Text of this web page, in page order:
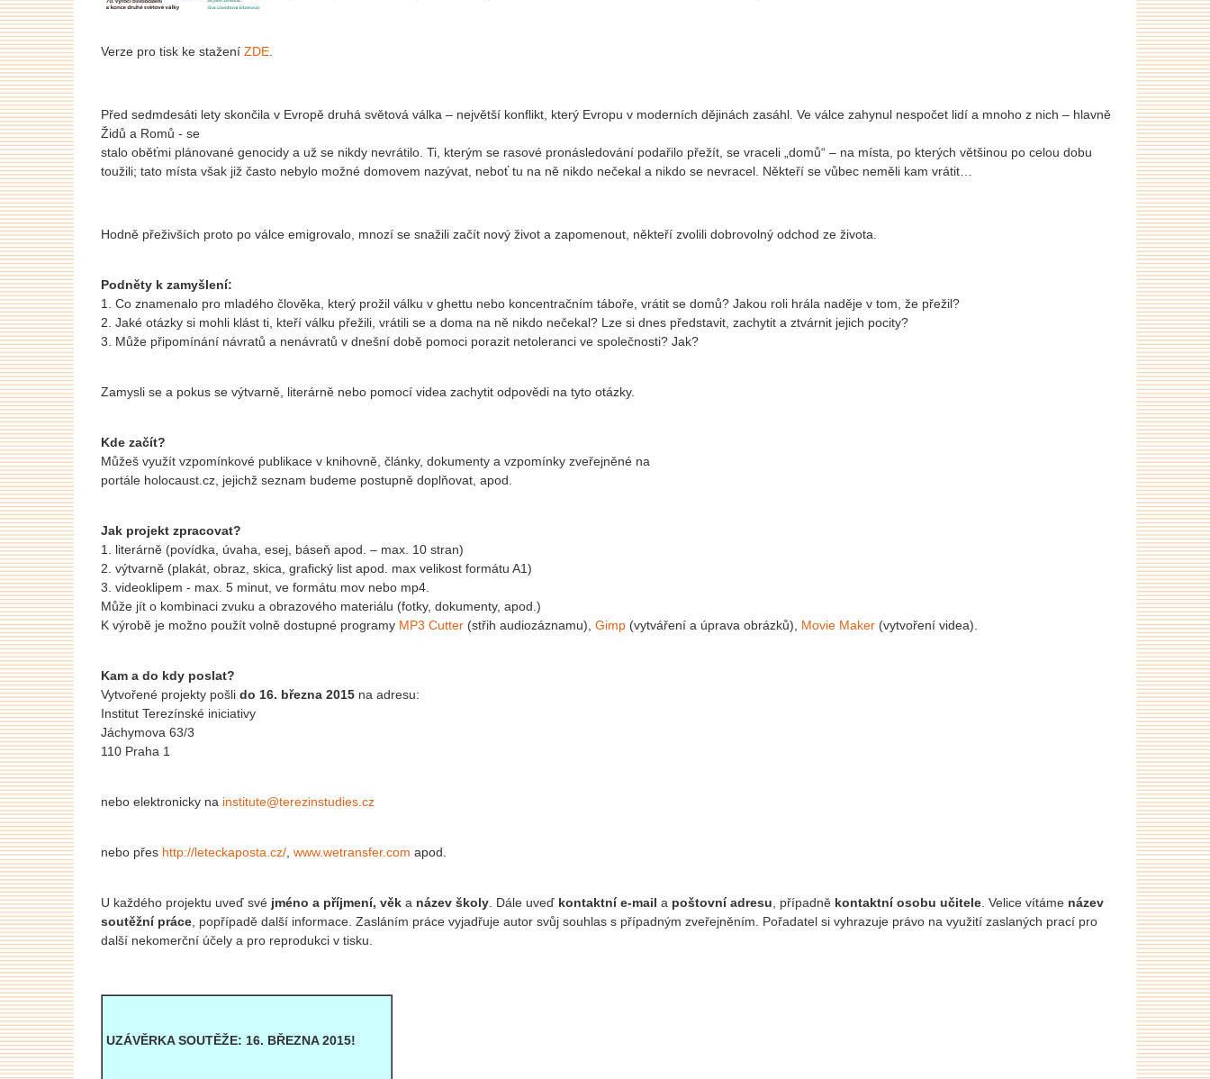
Verze pro tisk ke stažení ZDE
Před sedmdesáti lety skončila v Evropě druhá světová válka – největší konflikt, který Evropu v moderních dějinách zasáhl. Ve válce zahynul nespočet lidí a mnoho z nich – hlavně
Židů a Romů - se
stalo oběťmi plánované genocidy a už se nikdy nevrátilo. Ti, kterým se rasové pronásledování podařilo přežít, se vraceli „domů“ – na místa, po kterých většinou po celou dobu
toužili; tato místa však již často nebylo možné domovem nazývat, neboť tu na ně nikdo nečekal a nikdo se nevracel. Někteří se vůbec neměli kam vrátit…
Hodně přeživších proto po válce emigrovalo, mnozí se snažili začít nový život a zapomenout, někteří zvolili dobrovolný odchod ze života.
Podněty k zamyšlení:
1. Co znamenalo pro mladého člověka, který prožil válku v ghettu nebo koncentračním táboře, vrátit se domů? Jakou roli hrála naděje v tom, že přežil?
2. Jaké otázky si mohli klást ti, kteří válku přežili, vrátili se a doma na ně nikdo nečekal? Lze si dnes představit, zachytit a ztvárnit jejich pocity?
3. Může připomínání návratů a nenávratů v dnešní době pomoci porazit netoleranci ve společnosti? Jak?
Zamysli se a pokus se výtvarně, literárně nebo pomocí videa zachytit odpovědi na tyto otázky.
Kde začít?
Můžeš využít vzpomínkové publikace v knihovně, články, dokumenty a vzpomínky zveřejněné na
portále holocaust.cz, jejichž seznam budeme postupně doplňovat, apod.
Jak projekt zpracovat?
1. literárně (povídka, úvaha, esej, báseň apod. – max. 10 stran)
2. výtvarně (plakát, obraz, skica, grafický list apod. max velikost formátu A1)
3. videoklipem - max. 5 minut, ve formátu mov nebo mp4.
Může jít o kombinaci zvuku a obrazového materiálu (fotky, dokumenty, apod.)
K výrobě je možno použít volně dostupné programy MP3 Cutter (střih audiozáznamu), Gimp (vytváření a úprava obrázků), Movie Maker (vytvoření videa).
Kam a do kdy poslat?
Vytvořené projekty pošli do 16. března 2015 na adresu:
Institut Terezínské iniciativy
Jáchymova 63/3
110 Praha 1
nebo elektronicky na institute@terezinstudies.cz
nebo přes http://leteckaposta.cz/ www.wetransfer.com apod.
U každého projektu uveď své jméno a příjmení, věk a název školy . Dále uveď kontaktní e-mail a poštovní adresu , případně kontaktní osobu učitele . Velice vítáme název
soutěžní práce , popřípadě další informace. Zasláním práce vyjadřuje autor svůj souhlas s případným zveřejněním. Pořadatel si vyhrazuje právo na využití zaslaných prací pro
další nekomerční účely a pro reprodukci v tisku.
UZÁVĚRKA SOUTĚŽE: 16. BŘEZNA 2015!